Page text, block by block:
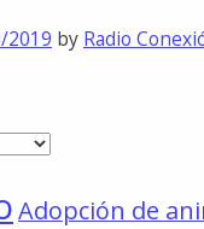
2019 by Radio
Adopción de